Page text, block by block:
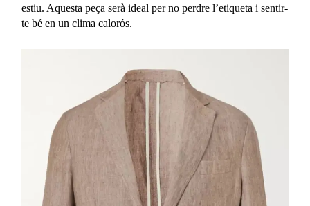
estiu. Aquesta peça serà ideal per no perdre l’etiqueta i sentir-
te bé en un clima calorós.